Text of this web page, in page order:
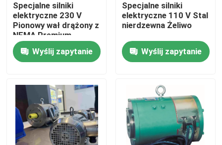
Silnik elektryczny o wysokiej wydajności
Jednofazowe silniki elektryczne
Silniki elektryczne niskiego napięcia
Silnik indukcyjny średniego napięcia
Specjalne silniki
elektryczne 230 V
Pionowy wał drążony z
NEMA Premium
Wyślij zapytanie
Specjalne silniki
elektryczne 110 V Stal
nierdzewna Żeliwo
Wyślij zapytanie